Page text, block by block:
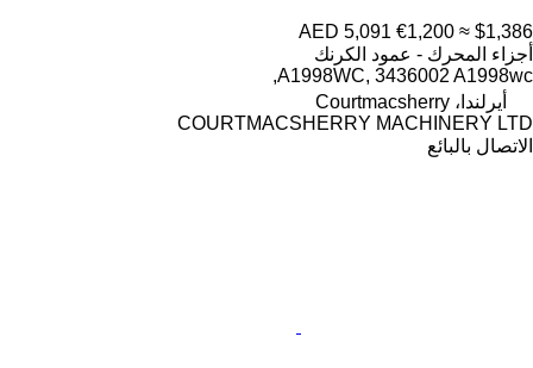
AED 5,091 €1,200 ≈ $1,386
أجزاء المحرك - عمود الكرنك
A1998WC, 3436002 A1998wc,
أيرلندا، Courtmacsherry
COURTMACSHERRY MACHINERY LTD
الاتصال بالبائع